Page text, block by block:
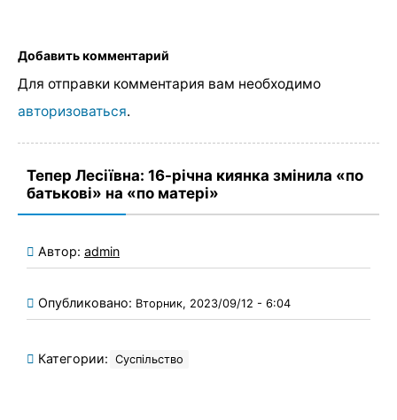
Добавить комментарий
Для отправки комментария вам необходимо
авторизоваться.
Тепер Лесіївна: 16-річна киянка змінила «по
батькові» на «по матері»
Автор: admin
Опубликовано: Вторник, 2023/09/12 - 6:04
Категории: Суспільство